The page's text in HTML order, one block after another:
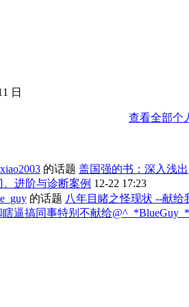
日
查看全部个
的话题 盖国强的书：深入浅出
进阶与诊断案例 12-22 17:23
的话题 八年目睹之怪现状 --献给
逼搞同事特别不献给